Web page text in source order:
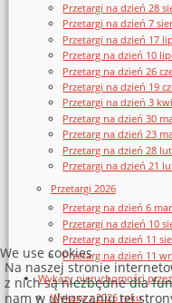
Przetargi na dzień 28
Przetargi na dzień 7
Przetargi na dzień 17
Przetarg na dzień 10
Przetarg na dzień 26
Przetargi na dzień 19
Przetargi na dzień 3
Przetarg na dzień 30
Przetarg na dzień 23
Przetarg na dzień 28
Przetargi na dzień 21
Przetargi 2026
Przetarg na dzień 6
Przetargi na dzień 10
Przetarg na dzień 11
Przetarg na dzień 11
Wykazy nieruchomości
Wykazy z 2026 roku
We use cookies
Na naszej stronie
z nich są niezbędne dla
nam w ulepszaniu tej